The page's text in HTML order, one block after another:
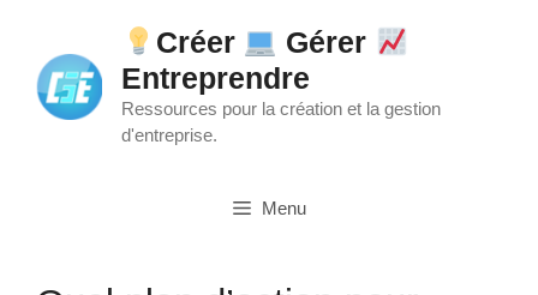
contenu
Créer
Gérer
Entreprendre
Ressources pour la création et la gestion
d'entreprise.
Menu